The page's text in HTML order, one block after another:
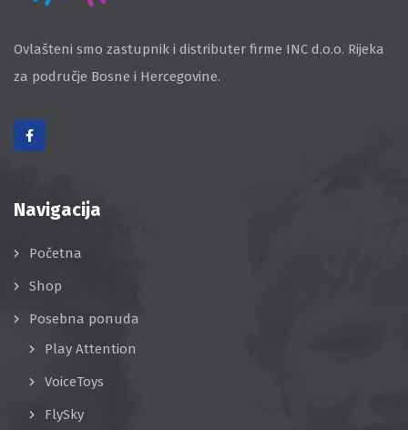
Ovlašteni smo zastupnik i distributer firme INC d.o.o. Rijeka
za područje Bosne i Hercegovine.
Navigacija
Početna
Shop
Posebna ponuda
Play Attention
VoiceToys
FlySky